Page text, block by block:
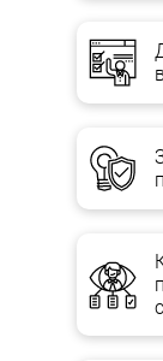
Набуття прав
Пошук
Реорганізація
Ініціювання
Перевірте
IP Due Diligence
власність